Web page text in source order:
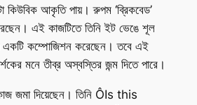
কিউবিক আকৃতি পায়। রুপম ‘ব্রিকবেড’
এই কাজটিতে তিনি ইট ভেঙে শূল
একটি কম্পোজিশন করেছেন। তবে এই
মনে তীব্র অস্বস্তির জন্ম দিতে পারে।
জমা দিয়েছেন। তিনি ÔIs this